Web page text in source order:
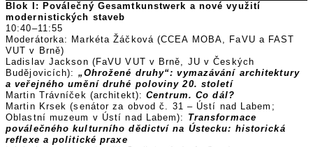
Blok I: Poválečný Gesamtkunstwerk a nové využití
modernistických staveb
10:40–11:55
Moderátorka: Markéta Žáčková (CCEA MOBA, FaVU a FAST
VUT v Brně)
Ladislav Jackson (FaVU VUT v Brně, JU v Českých
Budějovicích): „Ohrožené druhy“: vymazávání architektury
a veřejného umění druhé poloviny 20. století
Martin Trávníček (architekt):Centrum. Co dál?
Martin Krsek (senátor za obvod č. 31 – Ústí nad Labem;
Oblastní muzeum v Ústí nad Labem): Transformace
poválečného kulturního dědictví na Ústecku: historická
reflexe a politické praxe